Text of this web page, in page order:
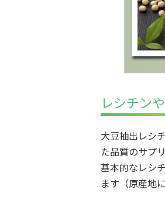
レシチン
大豆抽出レシ
た品質のサプ
基本的なレシ
ます（原産地